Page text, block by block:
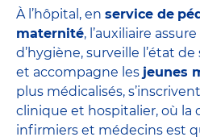
À l’hôpital, en service de
maternité, l’auxiliaire
d’hygiène, surveille l’état
et accompagne les jeunes
plus médicalisés,
clinique et hospitalier, où la
infirmiers et médecins est